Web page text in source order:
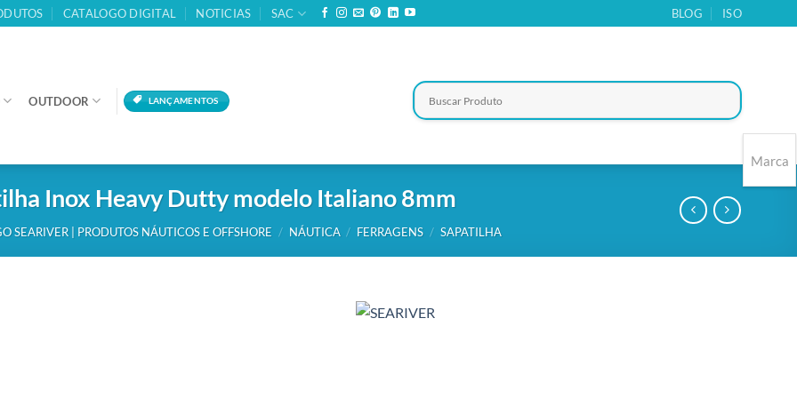
CATALOGO DIGITAL NOTICIAS SAC BLOG ISO
OUTDOOR LANÇAMENTOS
Inox Heavy Dutty modelo Italiano 8mm
SEARIVER | PRODUTOS NÁUTICOS E OFFSHORE / NÁUTICA / FERRAGENS / SAPATILHA
Marca